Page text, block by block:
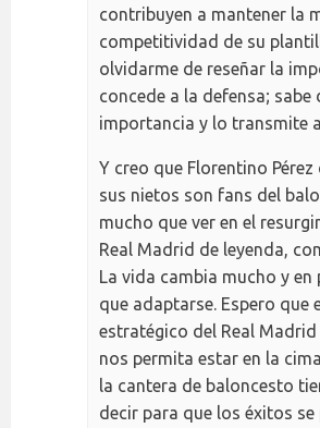
contribuyen a mantener la
competitividad de su
olvidarme de reseñar la
concede a la defensa; sabe
importancia y lo transmite
Y creo que Florentino Pérez
sus nietos son fans del
mucho que ver en el
Real Madrid de leyenda,
La vida cambia mucho y
que adaptarse. Espero que
estratégico del Real
nos permita estar en la
la cantera de baloncesto
decir para que los éxitos